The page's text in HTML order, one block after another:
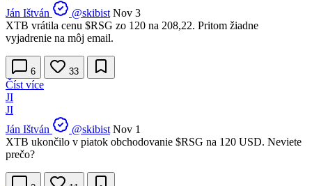
Ján Ištván
@skibist Nov 3
XTB vrátila cenu $RSG zo 120 na 208,22. Pritom žiadne
vyjadrenie na môj email.
6 33
Číst více
JI
JI
Ján Ištván
@skibist Nov 1
XTB ukončilo v piatok obchodovanie $RSG na 120 USD. Neviete
prečo?